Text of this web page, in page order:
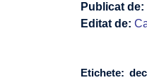
Publicat de:
Editat de:
Etichete: